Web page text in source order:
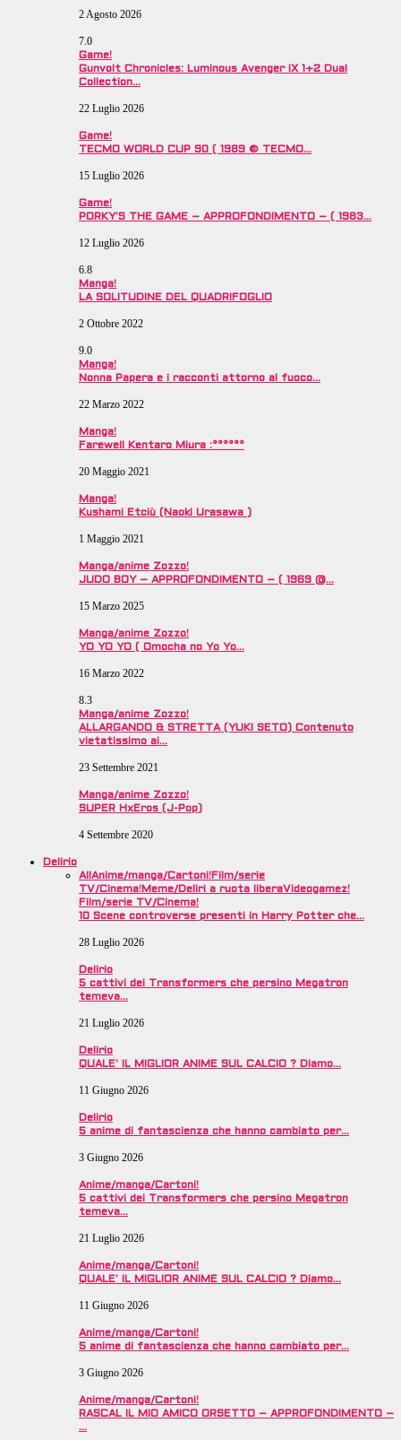
2 Agosto 2026
7.0
Game!
Gunvolt Chronicles: Luminous Avenger iX 1+2 Dual
Collection…
22 Luglio 2026
Game!
TECMO WORLD CUP 90 ( 1989 © TECMO…
15 Luglio 2026
Game!
PORKY’S THE GAME – APPROFONDIMENTO – ( 1983…
12 Luglio 2026
6.8
Manga!
LA SOLITUDINE DEL QUADRIFOGLIO
2 Ottobre 2022
9.0
Manga!
Nonna Papera e i racconti attorno al fuoco…
22 Marzo 2022
Manga!
Farewell Kentaro Miura :°°°°°°
20 Maggio 2021
Manga!
Kushami Etciù (Naoki Urasawa )
1 Maggio 2021
Manga/anime Zozzo!
JUDO BOY – APPROFONDIMENTO – ( 1969 @…
15 Marzo 2025
Manga/anime Zozzo!
YO YO YO ( Omocha no Yo Yo…
16 Marzo 2022
8.3
Manga/anime Zozzo!
ALLARGANDO & STRETTA (YUKI SETO) Contenuto
vietatissimo ai…
23 Settembre 2021
Manga/anime Zozzo!
SUPER HxEros (J-Pop)
4 Settembre 2020
Delirio
AllAnime/manga/Cartoni!Film/serie
TV/Cinema!Meme/Deliri a ruota liberaVideogamez!
Film/serie TV/Cinema!
10 Scene controverse presenti in Harry Potter che…
28 Luglio 2026
Delirio
5 cattivi dei Transformers che persino Megatron
temeva…
21 Luglio 2026
Delirio
QUALE’ IL MIGLIOR ANIME SUL CALCIO ? Diamo…
11 Giugno 2026
Delirio
5 anime di fantascienza che hanno cambiato per…
3 Giugno 2026
Anime/manga/Cartoni!
5 cattivi dei Transformers che persino Megatron
temeva…
21 Luglio 2026
Anime/manga/Cartoni!
QUALE’ IL MIGLIOR ANIME SUL CALCIO ? Diamo…
11 Giugno 2026
Anime/manga/Cartoni!
5 anime di fantascienza che hanno cambiato per…
3 Giugno 2026
Anime/manga/Cartoni!
RASCAL IL MIO AMICO ORSETTO – APPROFONDIMENTO –
…